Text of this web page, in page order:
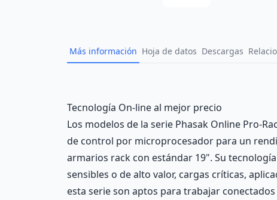
Más información Hoja de datos Descargas
Tecnología On-line al mejor precio
Los modelos de la serie Phasak Online Pro-
de control por microprocesador para un
armarios rack con estándar 19". Su
sensibles o de alto valor, cargas críticas,
esta serie son aptos para trabajar